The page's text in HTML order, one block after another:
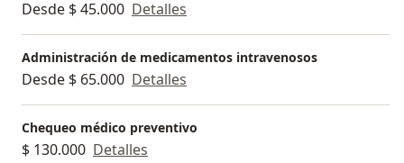
Desde $ 45.000 Detalles
Administración de medicamentos intravenosos
Desde $ 65.000 Detalles
Chequeo médico preventivo
$ 130.000 Detalles